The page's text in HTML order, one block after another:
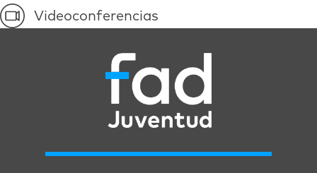
Videoconferencias